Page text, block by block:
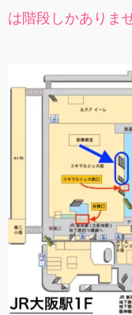
は階段しかありま